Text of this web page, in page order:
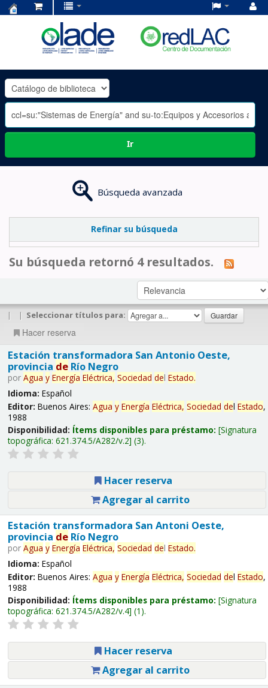
OLADE
-
Ir
Búsqueda avanzada
Refinar su búsqueda
Su búsqueda retornó 4 resultados.
| | Seleccionar títulos para:
Hacer reserva
Estación transformadora San Antonio Oeste,
provincia deRío Negro
por Agua y Energía Eléctrica, Sociedad del Estado.
Idioma: Español
Editor: Buenos Aires: Agua y Energía Eléctrica, Sociedad del Estado,
1988
Disponibilidad: Ítems disponibles para préstamo: Signatura
topográfica: 621.374.5/A282/v.2 (3).
Hacer reserva
Agregar al carrito
Estación transformadora San Antoni Oeste,
provincia deRío Negro
por Agua y Energía Eléctrica, Sociedad del Estado.
Idioma: Español
Editor: Buenos Aires: Agua y Energía Eléctrica, Sociedad del Estado,
1988
Disponibilidad: Ítems disponibles para préstamo: Signatura
topográfica: 621.374.5/A282/v.4 (1).
Hacer reserva
Agregar al carrito